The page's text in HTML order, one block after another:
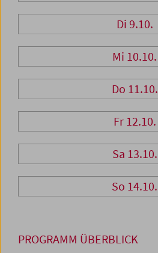
Di 9.10.
Mi 10.10.
Do 11.10.
Fr 12.10.
Sa 13.10.
So 14.10.
PROGRAMM ÜBERBLICK